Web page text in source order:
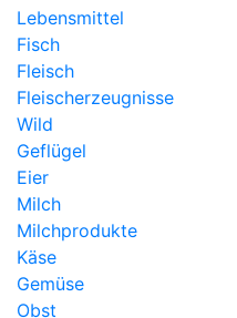
Lebensmittel
Fisch
Fleisch
Fleischerzeugnisse
Wild
Geflügel
Eier
Milch
Milchprodukte
Käse
Gemüse
Obst